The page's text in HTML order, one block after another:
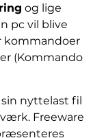
og lige
pc vil blive
kommandoer
(Kommando
nyttelast fil
Freeware